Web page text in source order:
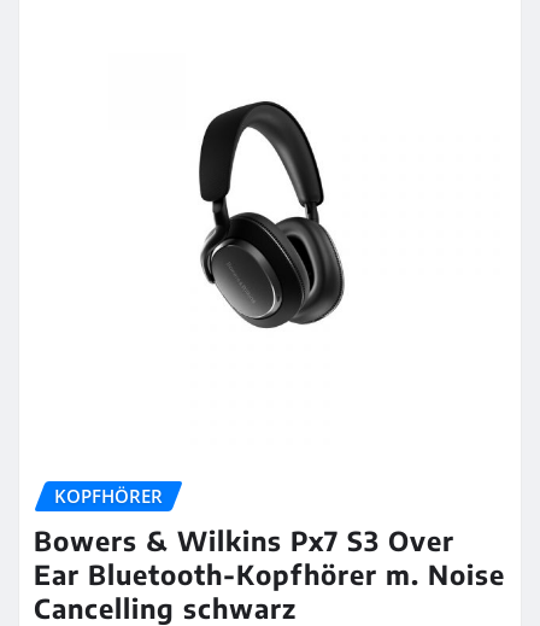
KOPFHÖRER
Bowers & Wilkins Px7 S3 Over
Ear Bluetooth-Kopfhörer m. Noise
Cancelling schwarz